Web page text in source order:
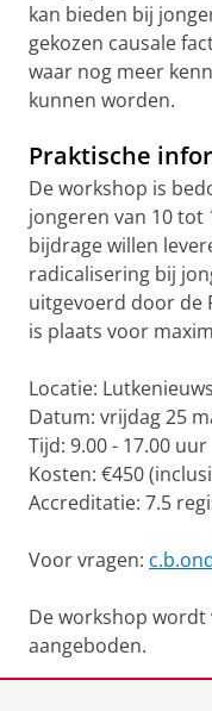
kan bieden bij
gekozen causale
waar nog meer
kunnen worden.
Praktische
De workshop is
jongeren van 10 tot
bijdrage willen
radicalisering bij
uitgevoerd door de
is plaats voor
Locatie:
Datum: vrijdag 25
Tijd: 9.00 - 17.00 uur
Kosten: €450
Accreditatie: 7.5
Voor vragen:
De workshop
aangeboden.